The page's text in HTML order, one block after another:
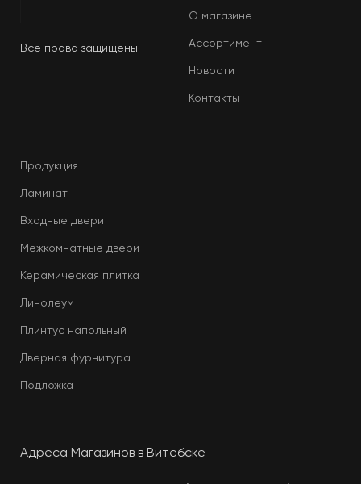
Все права защищены
О магазине
Ассортимент
Новости
Контакты
Продукция
Ламинат
Входные двери
Межкомнатные двери
Керамическая плитка
Линолеум
Плинтус напольный
Дверная фурнитура
Подложка
Адреса Магазинов в Витебске